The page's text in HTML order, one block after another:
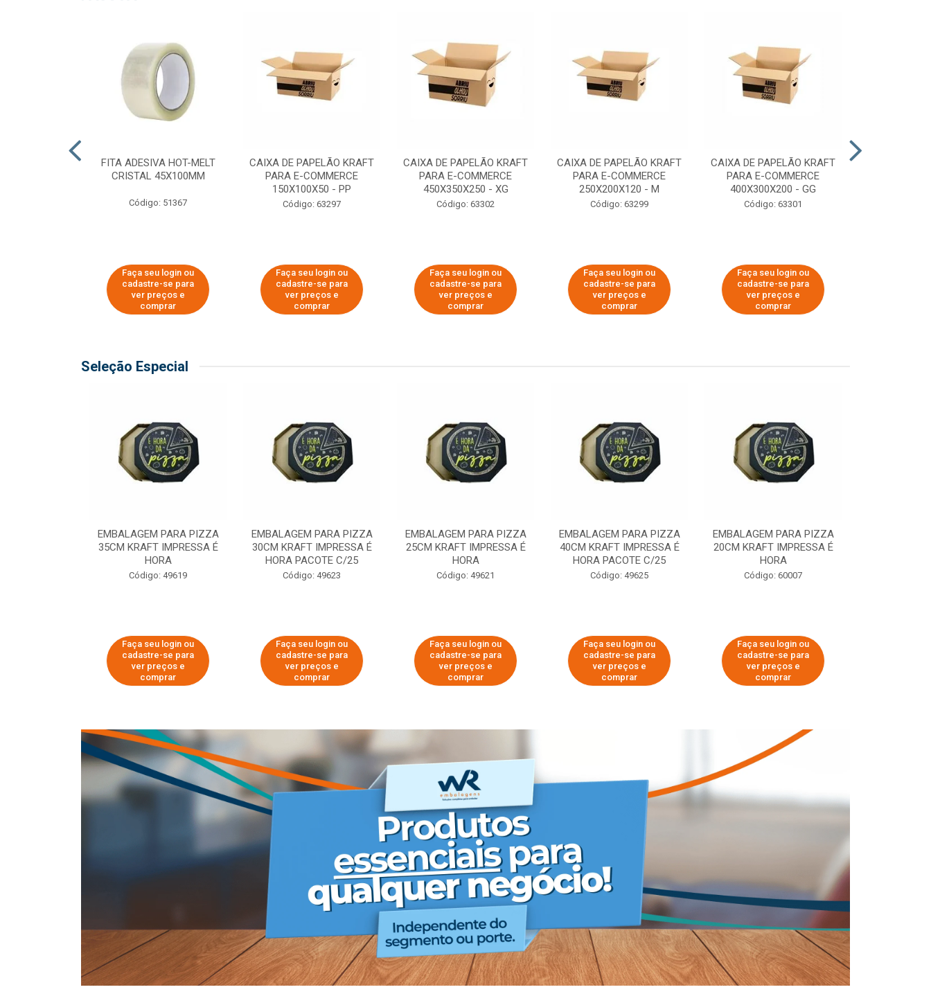
FITA ADESIVA HOT-MELT
CRISTAL 45X100MM
Código: 51367
Faça seu login ou
cadastre-se para
ver preços e
comprar
CAIXA DE PAPELÃO KRAFT
PARA E-COMMERCE
150X100X50 - PP
Código: 63297
Faça seu login ou
cadastre-se para
ver preços e
comprar
CAIXA DE PAPELÃO KRAFT
PARA E-COMMERCE
450X350X250 - XG
Código: 63302
Faça seu login ou
cadastre-se para
ver preços e
comprar
CAIXA DE PAPELÃO KRAFT
PARA E-COMMERCE
250X200X120 - M
Código: 63299
Faça seu login ou
cadastre-se para
ver preços e
comprar
CAIXA DE PAPELÃO KRAFT
PARA E-COMMERCE
400X300X200 - GG
Código: 63301
Faça seu login ou
cadastre-se para
ver preços e
comprar
Seleção Especial
EMBALAGEM PARA PIZZA
35CM KRAFT IMPRESSA É
HORA
Código: 49619
Faça seu login ou
cadastre-se para
ver preços e
comprar
EMBALAGEM PARA PIZZA
30CM KRAFT IMPRESSA É
HORA PACOTE C/25
Código: 49623
Faça seu login ou
cadastre-se para
ver preços e
comprar
EMBALAGEM PARA PIZZA
25CM KRAFT IMPRESSA É
HORA
Código: 49621
Faça seu login ou
cadastre-se para
ver preços e
comprar
EMBALAGEM PARA PIZZA
40CM KRAFT IMPRESSA É
HORA PACOTE C/25
Código: 49625
Faça seu login ou
cadastre-se para
ver preços e
comprar
EMBALAGEM PARA PIZZA
20CM KRAFT IMPRESSA É
HORA
Código: 60007
Faça seu login ou
cadastre-se para
ver preços e
comprar